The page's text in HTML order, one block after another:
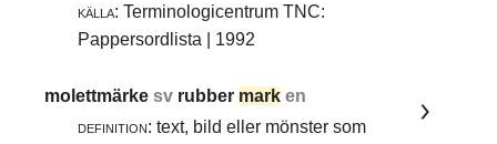
källa: Terminologicentrum TNC:
Pappersordlista | 1992
molettmärkesv rubber mark en
definition: text, bild eller mönster som